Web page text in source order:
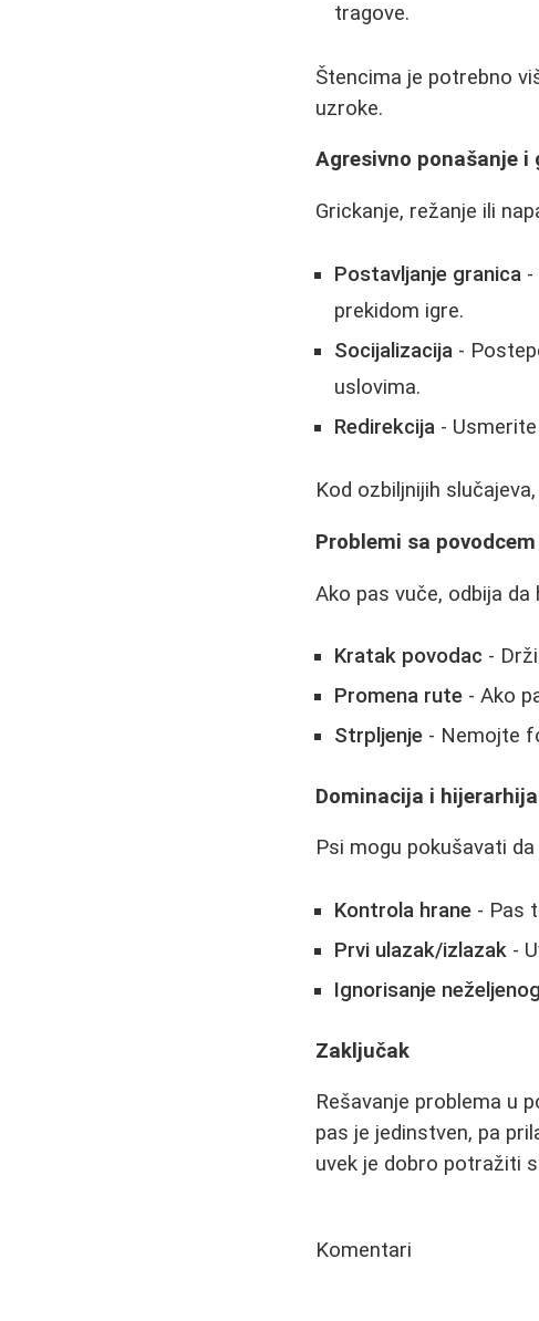
tragove.
Štencima je potrebno
uzroke.
Agresivno ponašanje i
Grickanje, režanje ili
Postavljanje granica -
prekidom igre.
Socijalizacija -
uslovima.
Redirekcija -
Kod ozbiljnijih
Problemi sa povodcem
Ako pas vuče, odbija da
Kratak povodac -
Promena rute - Ako
Strpljenje - Nemojte
Dominacija i hijerarhija
Psi mogu pokušavati
Kontrola hrane - Pas
Prvi ulazak/izlazak -
Ignorisanje
Zaključak
Rešavanje problema u
pas je jedinstven, pa
uvek je dobro potražiti
Komentari